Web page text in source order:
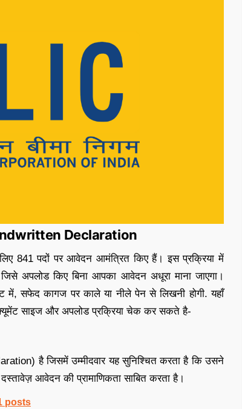
Declaration
841 पदों पर आवेदन आमंत्रित किए हैं। इस प्रक्रिया में
अपलोड किए बिना आपका आवेदन अधूरा माना जाएगा।
में, सफेद कागज पर काले या नीले पेन से लिखनी होगी. यहाँ
साइज और अपलोड प्रक्रिया चेक कर सकते है-
है जिसमें उम्मीदवार यह सुनिश्चित करता है कि उसने
आवेदन की प्रामाणिकता साबित करता है।
posts